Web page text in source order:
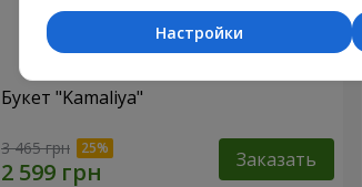
Букет "Kamaliya"
3 465 грн Заказать
Настройки